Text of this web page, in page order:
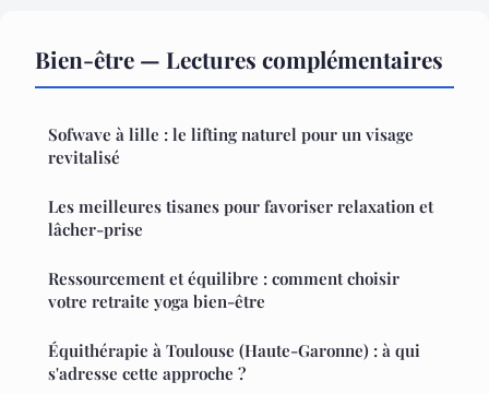
Bien-être — Lectures complémentaires
Sofwave à lille : le lifting naturel pour un visage
revitalisé
Les meilleures tisanes pour favoriser relaxation et
lâcher-prise
Ressourcement et équilibre : comment choisir
votre retraite yoga bien-être
Équithérapie à Toulouse (Haute-Garonne) : à qui
s'adresse cette approche ?